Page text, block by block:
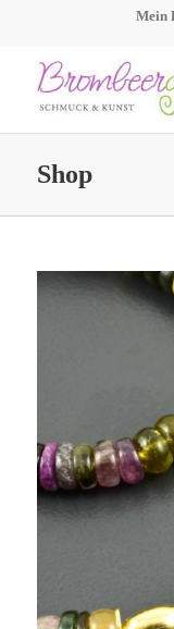
Mein
Shop